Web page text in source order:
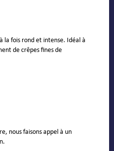
la fois rond et intense. Idéal à
de crêpes fines de
nous faisons appel à un